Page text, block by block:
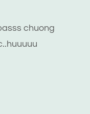
chuong